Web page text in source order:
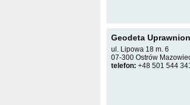
Geodeta
ul. Lipowa 18 m. 6
07-300 Ostrów
telefon: +48 501 544